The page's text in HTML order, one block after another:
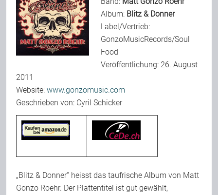
Bild-Archiv
Musik
Alles andere
Album: Blitz & Donner
Label/Vertrieb:
GonzoMusicRecords/Soul
Food
Veröffentlichung: 26. August
2011
Website:www.gonzomusic.com
Geschrieben von: Cyril Schicker
„Blitz & Donner“ heisst das taufrische Album von Matt
Gonzo Roehr. Der Plattentitel ist gut gewählt,